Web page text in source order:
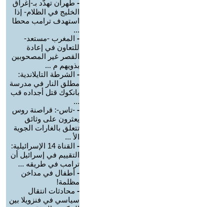
- طهران تهدّد بـ-إغراق
الخليج في الظلام- إذا
استهدف ترامب محطا
...
- المغرب -مستعد-
للتعاون في إعادة
القصر غير المصحوبين
بذويهم م ...
- الشرطة التايلاندية:
مطلق النار في مدرسة
بانكوك قتل أجداده قب
...
- -تاس-: قراصنة روس
يعثرون على وثائق
تتعلق بالغارات الجوية
الأ ...
-
القناة 14 الإسرائيلية:
التقييم في إسرائيل أن
ترامب في طريقه ...
- أطفال في مداخن
مظلمة!
- محادثات انتقال
سياسي في فنزويلا بين